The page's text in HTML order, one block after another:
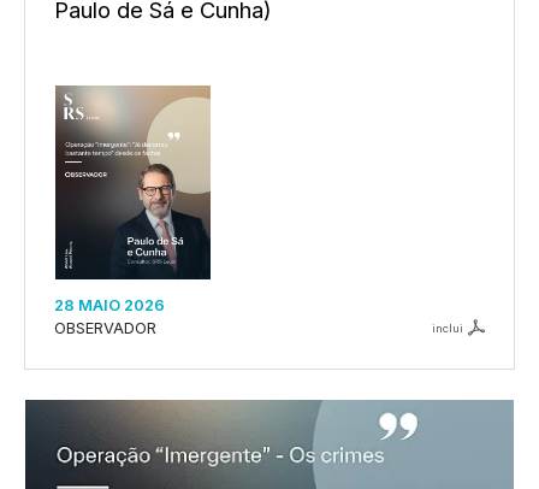
Paulo de Sá e Cunha)
28 MAIO 2026
OBSERVADOR
inclui